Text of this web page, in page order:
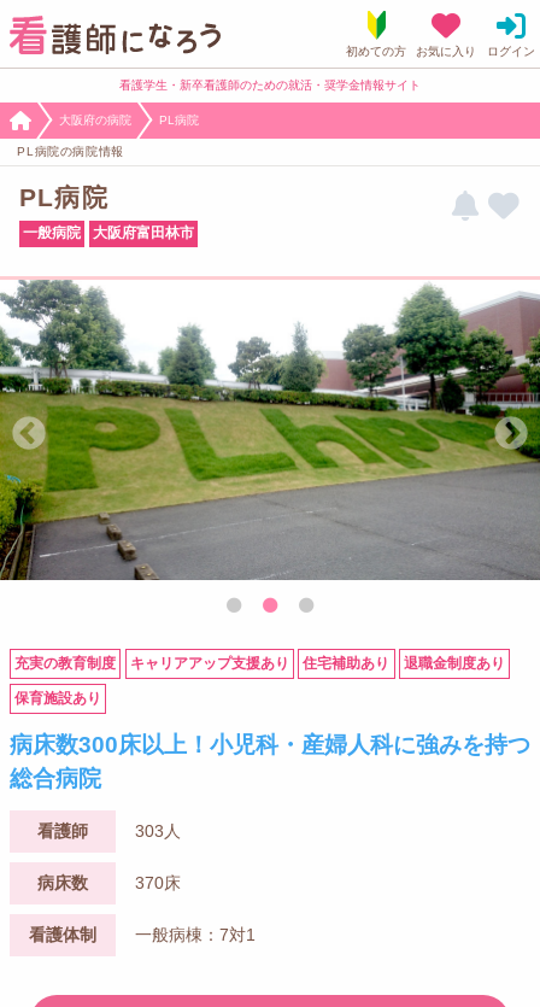
看護学生・新卒看護師のための就活・奨学金情報サイト
大阪府の病院 PL病院
PL病院の病院情報
PL病院
一般病院 大阪府富田林市
充実の教育制度 キャリアアップ支援あり 住宅補助あり 退職金制度あり
保育施設あり
病床数300床以上！小児科・産婦人科に強みを持つ
総合病院
看護師 303人
病床数 370床
看護体制 一般病棟：7対1